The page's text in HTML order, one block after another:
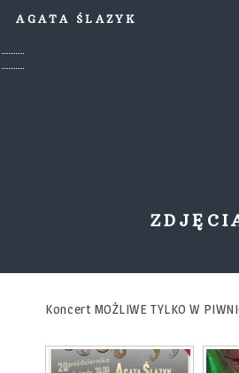
AGATA ŚLAZYK
Koncert MOŻLIWE TYLKO W